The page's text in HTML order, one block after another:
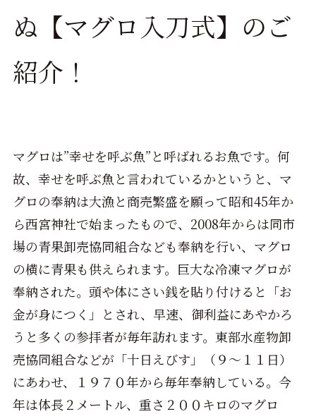
ぬ【マグロ入刀式】のご
紹介！
マグロは”幸せを呼ぶ魚”と呼ばれるお魚です。何
故、幸せを呼ぶ魚と言われているかというと、マ
グロの奉納は大漁と商売繁盛を願って昭和45年か
ら西宮神社で始まったもので、2008年からは同市
場の青果卸売協同組合なども奉納を行い、マグロ
の横に青果も供えられます。巨大な冷凍マグロが
奉納された。頭や体にさい銭を貼り付けると「お
金が身につく」とされ、早速、御利益にあやかろ
うと多くの参拝者が毎年訪れます。東部水産物卸
売協同組合などが「十日えびす」（９～１１日）
にあわせ、１９７０年から毎年奉納している。今
年は体長２メートル、重さ２００キロのマグロ